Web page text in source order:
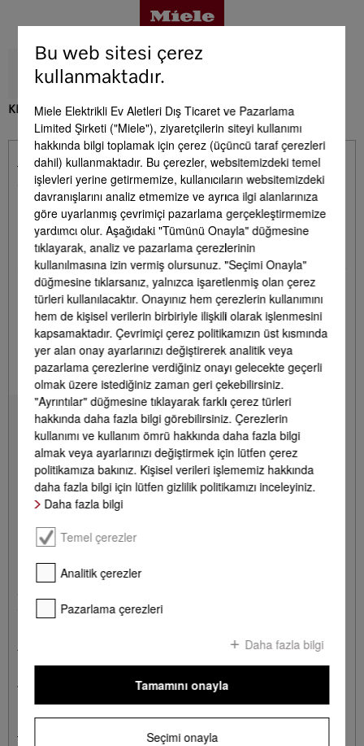
Avantajlar
Ürün detayları
Aksesuar
Servis & Destek
KFN 7934 D
Teslimat kapsamında bulunmaktadır. - KFN
7934 D
Yumurtalık
Buz kalıbı
Opsiyonel Aksesuarlar - KFN 7934 D
Çok amaçlı mikrofiber bez, 1 adet
1 Kalem = 490.00 TRL
490,00 TL
Bu web sitesi çerez
kullanmaktadır.
Miele Elektrikli Ev Aletleri Dış Ticaret ve Pazarlama
Limited Şirketi ("Miele"), ziyaretçilerin siteyi kullanımı
hakkında bilgi toplamak için çerez (üçüncü taraf çerezleri
dahil) kullanmaktadır. Bu çerezler, websitemizdeki temel
işlevleri yerine getirmemize, kullanıcıların websitemizdeki
davranışlarını analiz etmemize ve ayrıca ilgi alanlarınıza
göre uyarlanmış çevrimiçi pazarlama gerçekleştirmemize
yardımcı olur. Aşağıdaki "Tümünü Onayla" düğmesine
tıklayarak, analiz ve pazarlama çerezlerinin
kullanılmasına izin vermiş olursunuz. "Seçimi Onayla"
düğmesine tıklarsanız, yalnızca işaretlenmiş olan çerez
türleri kullanılacaktır. Onayınız hem çerezlerin kullanımını
hem de kişisel verilerin birbiriyle ilişkili olarak işlenmesini
kapsamaktadır. Çevrimiçi çerez politikamızın üst kısmında
yer alan onay ayarlarınızı değiştirerek analitik veya
pazarlama çerezlerine verdiğiniz onayı gelecekte geçerli
olmak üzere istediğiniz zaman geri çekebilirsiniz.
"Ayrıntılar" düğmesine tıklayarak farklı çerez türleri
hakkında daha fazla bilgi görebilirsiniz. Çerezlerin
kullanımı ve kullanım ömrü hakkında daha fazla bilgi
almak veya ayarlarınızı değiştirmek için lütfen çerez
politikamıza bakınız. Kişisel verileri işlememiz hakkında
daha fazla bilgi için lütfen gizlilik politikamızı inceleyiniz.
Daha fazla bilgi
Temel çerezler
Analitik çerezler
Pazarlama çerezleri
Daha fazla bilgi
Seçimi onayla
Tamamını onayla